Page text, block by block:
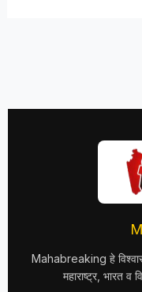
Mahabreaking हे
महाराष्ट्र, भारत व